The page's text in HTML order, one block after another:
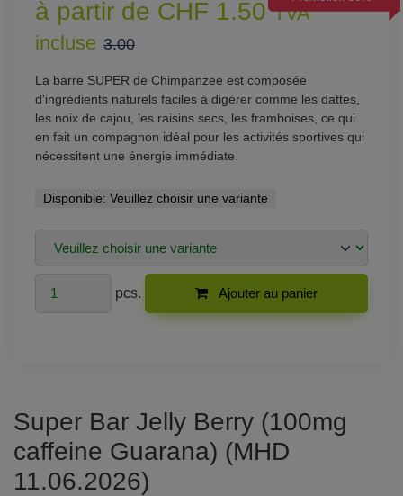
à partir de CHF 1.50TVA
incluse 3.00
La barre SUPER de Chimpanzee est composée
d'ingrédients naturels faciles à digérer comme les dattes,
les noix de cajou, les raisins secs, les framboises, ce qui
en fait un compagnon idéal pour les activités sportives qui
nécessitent une énergie immédiate.
Disponible: Veuillez choisir une variante
pcs. Ajouter au panier
Super Bar Jelly Berry (100mg
caffeine Guarana) (MHD
11.06.2026)